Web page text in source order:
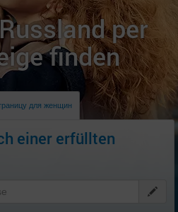
per
finden
для женщин
einer erfüllten